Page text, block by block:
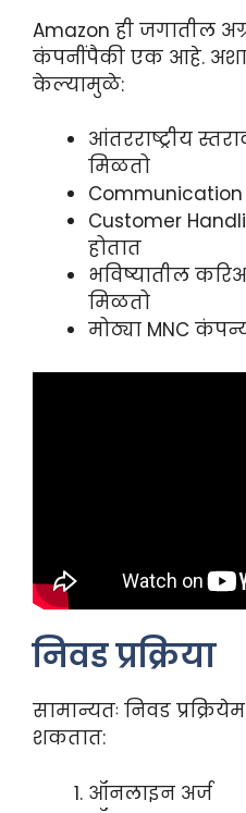
Amazon ही जगातील
कंपनींपैकी एक आहे.
केल्यामुळे:
आंतरराष्ट्रीय
मिळतो
Communication
Customer
होतात
भविष्यातील
मिळतो
मोठ्या MNC
निवड प्रक्रिया
सामान्यतः निवड
शकतात:
ऑनलाइन अर्ज